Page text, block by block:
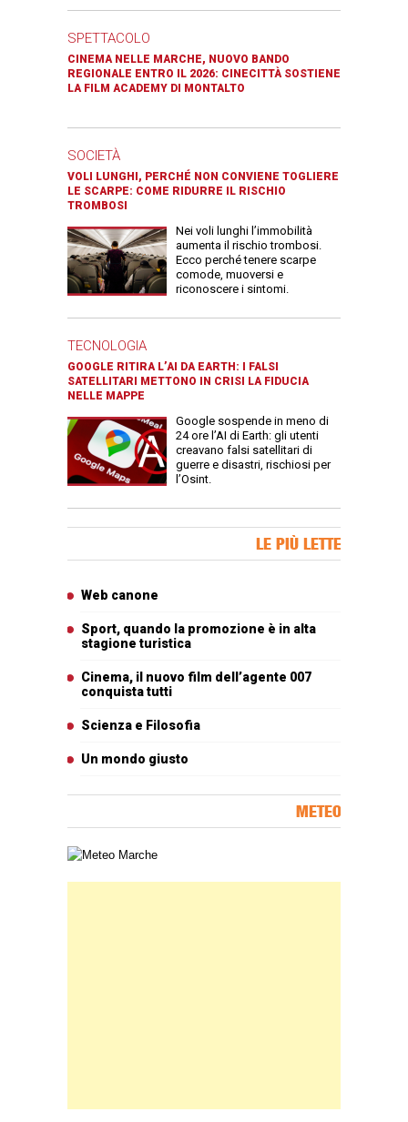
SPETTACOLO
CINEMA NELLE MARCHE, NUOVO BANDO
REGIONALE ENTRO IL 2026: CINECITTÀ SOSTIENE
LA FILM ACADEMY DI MONTALTO
SOCIETÀ
VOLI LUNGHI, PERCHÉ NON CONVIENE TOGLIERE
LE SCARPE: COME RIDURRE IL RISCHIO
TROMBOSI
Nei voli lunghi l’immobilità
aumenta il rischio trombosi.
Ecco perché tenere scarpe
comode, muoversi e
riconoscere i sintomi.
TECNOLOGIA
GOOGLE RITIRA L’AI DA EARTH: I FALSI
SATELLITARI METTONO IN CRISI LA FIDUCIA
NELLE MAPPE
Google sospende in meno di
24 ore l’AI di Earth: gli utenti
creavano falsi satellitari di
guerre e disastri, rischiosi per
l’Osint.
LE PIÙ LETTE
Web canone
Sport, quando la promozione è in alta
stagione turistica
Cinema, il nuovo film dell’agente 007
conquista tutti
Scienza e Filosofia
Un mondo giusto
METEO
Carta meteorologica delle Marche